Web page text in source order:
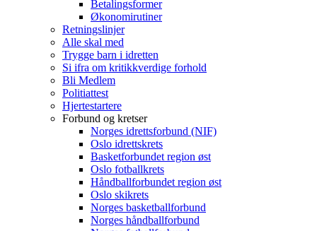
Betalingsformer
Økonomirutiner
Retningslinjer
Alle skal med
Trygge barn i idretten
Si ifra om kritikkverdige forhold
Bli Medlem
Politiattest
Hjertestartere
Forbund og kretser
Norges idrettsforbund (NIF)
Oslo idrettskrets
Basketforbundet region øst
Oslo fotballkrets
Håndballforbundet region øst
Oslo skikrets
Norges basketballforbund
Norges håndballforbund